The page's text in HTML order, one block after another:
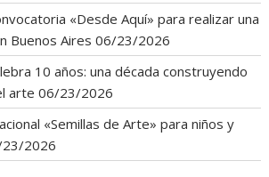
«Desde Aquí» para realizar una
Buenos Aires 06/23/2026
10 años: una década construyendo
arte 06/23/2026
«Semillas de Arte» para niños y
2026